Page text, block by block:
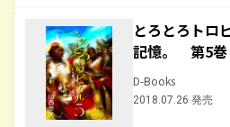
とろとろトロ
記憶。 第5巻
D-Books
2018.07.26 発売